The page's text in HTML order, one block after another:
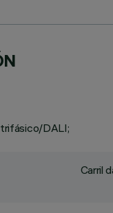
DALI;
Carril